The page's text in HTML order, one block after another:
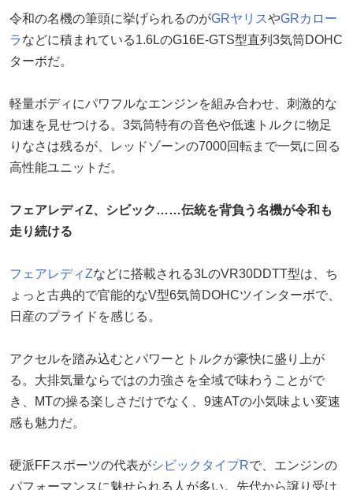
令和の名機の筆頭に挙げられるのがGRヤリスやGRカロー
ラなどに積まれている1.6LのG16E-GTS型直列3気筒DOHC
ターボだ。
軽量ボディにパワフルなエンジンを組み合わせ、刺激的な
加速を見せつける。3気筒特有の音色や低速トルクに物足
りなさは残るが、レッドゾーンの7000回転まで一気に回る
高性能ユニットだ。
フェアレディZ、シビック……伝統を背負う名機が令和も
走り続ける
フェアレディZなどに搭載される3LのVR30DDTT型は、ち
ょっと古典的で官能的なV型6気筒DOHCツインターボで、
日産のプライドを感じる。
アクセルを踏み込むとパワーとトルクが豪快に盛り上が
る。大排気量ならではの力強さを全域で味わうことがで
き、MTの操る楽しさだけでなく、9速ATの小気味よい変速
感も魅力だ。
硬派FFスポーツの代表がシビックタイプRで、エンジンの
パフォーマンスに魅せられる人が多い。先代から譲り受け